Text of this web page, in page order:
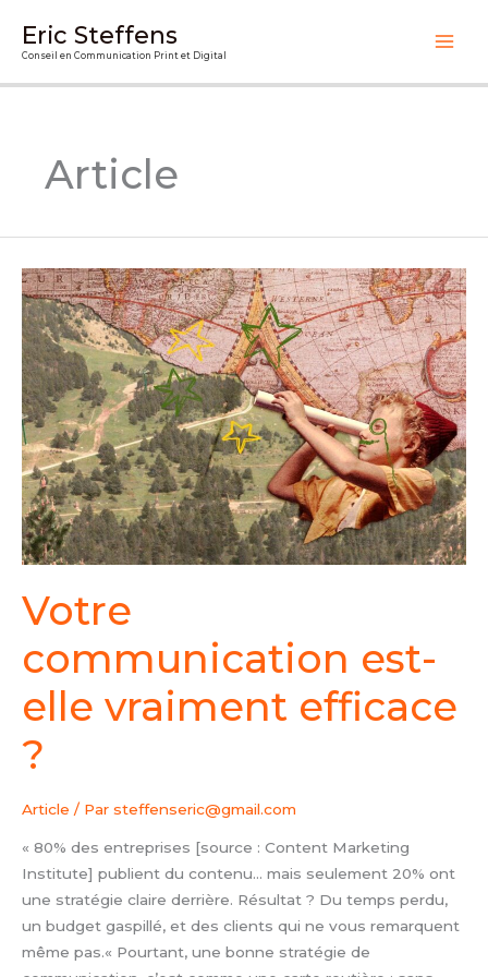
contenu
Eric Steffens
Conseil en Communication Print et Digital
Article
Votre
communication est-
elle vraiment efficace
?
Article / Par steffenseric@gmail.com
« 80% des entreprises [source : Content Marketing
Institute] publient du contenu… mais seulement 20% ont
une stratégie claire derrière. Résultat ? Du temps perdu,
un budget gaspillé, et des clients qui ne vous remarquent
même pas.« Pourtant, une bonne stratégie de